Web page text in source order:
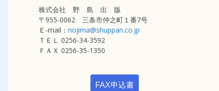
株式会社 野 島 出 版
〒955-0062 三条市仲之町１番7号
Ｅ‐mail： nojima@shuppan.co.jp
ＴＥＬ 0256-34-3592
ＦＡＸ 0256-35-1350
FAX申込書